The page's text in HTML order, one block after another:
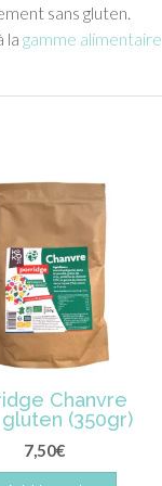
sans gluten.
lagamme alimentaire
Chanvre
gluten (350gr)
7,50€